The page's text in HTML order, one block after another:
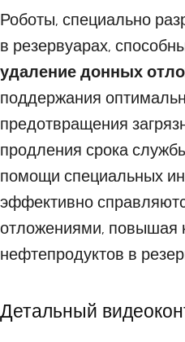
Роботы, специально
в резервуарах,
удаление донных
поддержания
предотвращения
продления срока
помощи специальных
эффективно
отложениями, повышая
нефтепродуктов в
Детальный